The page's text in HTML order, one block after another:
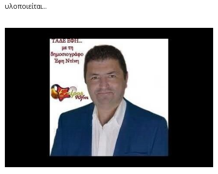
υλοποιείται...